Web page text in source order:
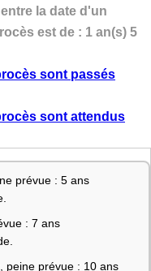
la date d'un
est de : 1 an(s) 5
prévue : 5 ans
: 7 ans
peine prévue : 10 ans